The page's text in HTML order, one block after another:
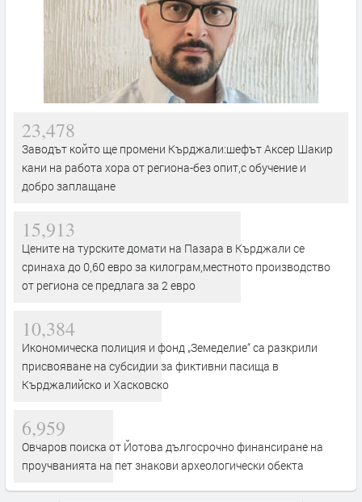
23,478
Заводът който ще промени Кърджали:шефът Аксер Шакир
кани на работа хора от региона-без опит,с обучение и
добро заплащане
15,913
Цените на турските домати на Пазара в Кърджали се
сринаха до 0,60 евро за килограм,местното производство
от региона се предлага за 2 евро
10,384
Икономическа полиция и фонд „Земеделие“ са разкрили
присвояване на субсидии за фиктивни пасища в
Кърджалийско и Хасковско
6,959
Овчаров поиска от Йотова дългосрочно финансиране на
проучванията на пет знакови археологически обекта